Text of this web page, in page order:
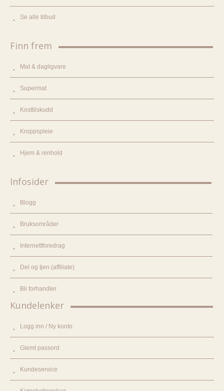
Se alle tilbud
Finn frem
Mat & dagligvare
Supermat
Kosttilskudd
Kroppspleie
Hjem & renhold
Infosider
Blogg
Bruksområder
Internettforedrag
Del og tjen (affiliate)
Bli forhandler
Kundelenker
Logg inn / Ny konto
Glemt passord
Kundeservice